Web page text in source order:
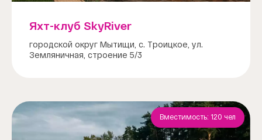
Яхт-клуб SkyRiver
городской округ Мытищи, с. Троицкое, ул.
Земляничная, строение 5/3
Вместимость: 120 чел